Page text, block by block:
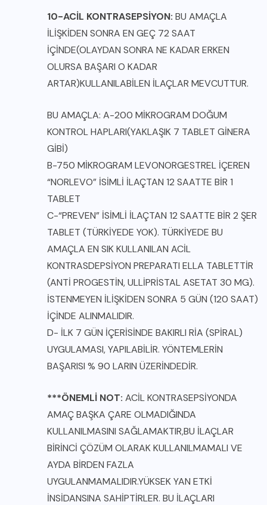
10-ACİL KONTRASEPSİYON: BU AMAÇLA
İLİŞKİDEN SONRA EN GEÇ 72 SAAT
İÇİNDE(OLAYDAN SONRA NE KADAR ERKEN
OLURSA BAŞARI O KADAR
ARTAR)KULLANILABİLEN İLAÇLAR MEVCUTTUR.
BU AMAÇLA: A-200 MİKROGRAM DOĞUM
KONTROL HAPLARI(YAKLAŞIK 7 TABLET GİNERA
GİBİ)
B-750 MİKROGRAM LEVONORGESTREL İÇEREN
“NORLEVO” İSİMLİ İLAÇTAN 12 SAATTE BİR 1
TABLET
C-“PREVEN” İSİMLİ İLAÇTAN 12 SAATTE BİR 2 ŞER
TABLET (TÜRKİYEDE YOK). TÜRKİYEDE BU
AMAÇLA EN SIK KULLANILAN ACİL
KONTRASDEPSİYON PREPARATI ELLA TABLETTİR
(ANTİ PROGESTİN, ULLİPRİSTAL ASETAT 30 MG).
İSTENMEYEN İLİŞKİDEN SONRA 5 GÜN (120 SAAT)
İÇİNDE ALINMALIDIR.
D- İLK 7 GÜN İÇERİSİNDE BAKIRLI RİA (SPİRAL)
UYGULAMASI, YAPILABİLİR. YÖNTEMLERİN
BAŞARISI % 90 LARIN ÜZERİNDEDİR.
***ÖNEMLİ NOT: ACİL KONTRASEPSİYONDA
AMAÇ BAŞKA ÇARE OLMADIĞINDA
KULLANILMASINI SAĞLAMAKTIR,BU İLAÇLAR
BİRİNCİ ÇÖZÜM OLARAK KULLANILMAMALI VE
AYDA BİRDEN FAZLA
UYGULANMAMALIDIR.YÜKSEK YAN ETKİ
İNSİDANSINA SAHİPTİRLER. BU İLAÇLARI